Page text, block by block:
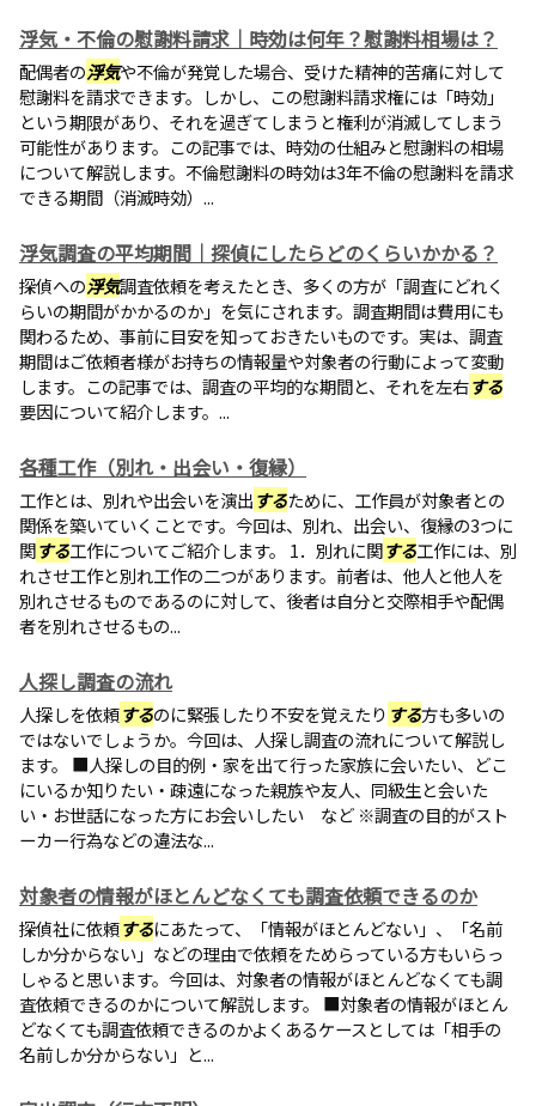
浮気・不倫の慰謝料請求｜時効は何年？慰謝料相場は？
配偶者の浮気や不倫が発覚した場合、受けた精神的苦痛に対して
慰謝料を請求できます。しかし、この慰謝料請求権には「時効」
という期限があり、それを過ぎてしまうと権利が消滅してしまう
可能性があります。この記事では、時効の仕組みと慰謝料の相場
について解説します。不倫慰謝料の時効は3年不倫の慰謝料を請求
できる期間（消滅時効）...
浮気調査の平均期間｜探偵にしたらどのくらいかかる？
探偵への浮気調査依頼を考えたとき、多くの方が「調査にどれく
らいの期間がかかるのか」を気にされます。調査期間は費用にも
関わるため、事前に目安を知っておきたいものです。実は、調査
期間はご依頼者様がお持ちの情報量や対象者の行動によって変動
します。この記事では、調査の平均的な期間と、それを左右する
要因について紹介します。...
各種工作（別れ・出会い・復縁）
工作とは、別れや出会いを演出するために、工作員が対象者との
関係を築いていくことです。今回は、別れ、出会い、復縁の3つに
関する工作についてご紹介します。 1．別れに関する工作には、別
れさせ工作と別れ工作の二つがあります。前者は、他人と他人を
別れさせるものであるのに対して、後者は自分と交際相手や配偶
者を別れさせるもの...
人探し調査の流れ
人探しを依頼するのに緊張したり不安を覚えたり する方も多いの
ではないでしょうか。今回は、人探し調査の流れについて解説し
ます。 ■人探しの目的例・家を出て行った家族に会いたい、どこ
にいるか知りたい・疎遠になった親族や友人、同級生と会いた
い・お世話になった方にお会いしたい など ※調査の目的がスト
ーカー行為などの違法な...
対象者の情報がほとんどなくても調査依頼できるのか
探偵社に依頼するにあたって、「情報がほとんどない」、「名前
しか分からない」などの理由で依頼をためらっている方もいらっ
しゃると思います。今回は、対象者の情報がほとんどなくても調
査依頼できるのかについて解説します。 ■対象者の情報がほとん
どなくても調査依頼できるのかよくあるケースとしては「相手の
名前しか分からない」と...